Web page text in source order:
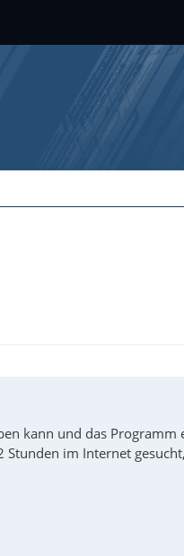
kann und das
im Internet